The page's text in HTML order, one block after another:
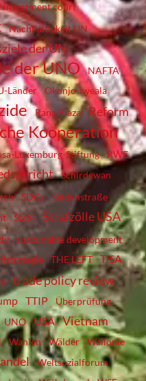
court
Nachhaltigkeit UN
der UN
der UNO
NAFTA
Länder
Okonjo-Iweala
Rana Plaza Reform
Kooperation
Luxemburg-Stiftung
RWE
Schirdewan
SDGs
Seidenstraße
Stahl Strafzölle USA
sustainable development
THE LEFT TiSA
trade policy review
TTIP
Überprüfung
UNO USA Vietnam
Wahlen Wälder
Wallonie
Weltsozialforum